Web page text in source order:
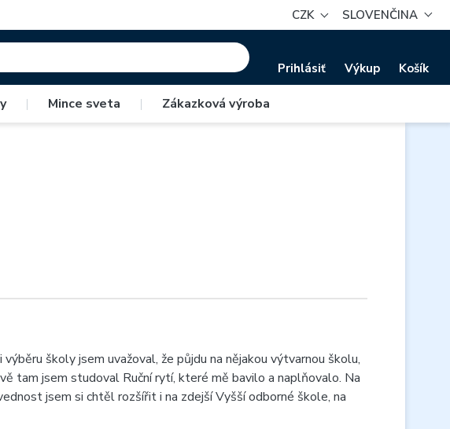
CZK SLOVENČINA
Prihlásiť Výkup Košík
| Mince sveta | Zákazková výroba
školy jsem uvažoval, že půjdu na nějakou výtvarnou školu,
tam jsem studoval Ruční rytí, které mě bavilo a naplňovalo. Na
jsem si chtěl rozšířit i na zdejší Vyšší odborné škole, na